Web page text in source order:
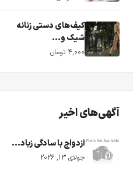
کیف‌های دستی زنانه
شیک و...
4,000 تومان
آگهی‌های اخیر
ازدواج با سادگی زیاد...
جولای 13, 2026